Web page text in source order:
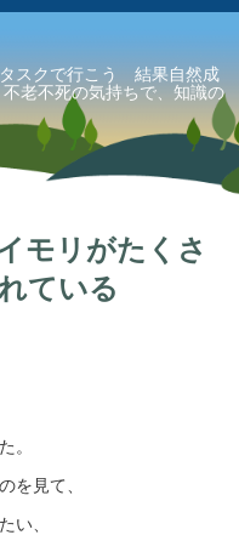
スクで行こう 結果自然成
老不死の気持ちで、知識の
モリがたくさ
ている
。
を見て、
い、